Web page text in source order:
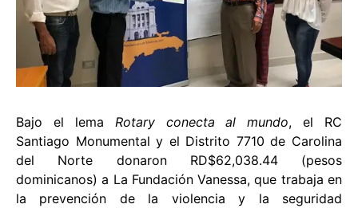
Bajo el lema Rotary conecta al mundo, el RC
Santiago Monumental y el Distrito 7710 de Carolina
del Norte donaron RD$62,038.44 (pesos
dominicanos) a La Fundación Vanessa, que trabaja en
la prevención de la violencia y la seguridad